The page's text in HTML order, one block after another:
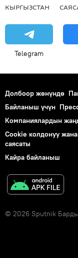
КЫРГЫЗСТАН
Telegram
Долбоор жөнүндө
Байланыш үчүн
Компаниялардын
Cookie колдонуу
саясаты
Кайра байланыш
© 2026 Sputnik